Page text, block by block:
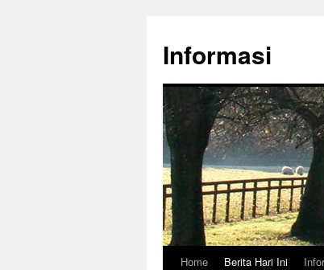
content
Informasi
Home Berita Hari Ini